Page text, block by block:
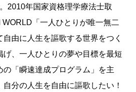
2010年国家資格理学療法士取
「一人ひとりが唯一無二
由に人生を謳歌する世界をつく
げ、一人ひとりの夢や目標を最短
の「瞬速達成プログラム」を主
分の人生を自由に謳歌したい！